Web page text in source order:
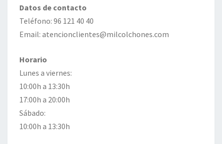
Datos de contacto
Teléfono: 96 121 40 40
Email: atencionclientes@milcolchones.com
Horario
Lunes a viernes:
10:00h a 13:30h
17:00h a 20:00h
Sábado:
10:00h a 13:30h